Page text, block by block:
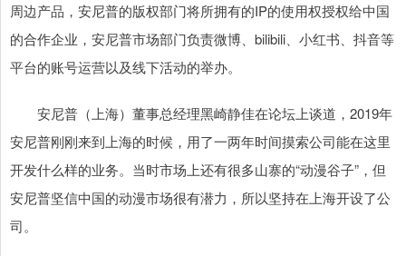
周边产品，安尼普的版权部门将所拥有的IP的使用权授权给中国
的合作企业，安尼普市场部门负责微博、bilibili、小红书、抖音等
平台的账号运营以及线下活动的举办。
安尼普（上海）董事总经理黑崎静佳在论坛上谈道，2019年
安尼普刚刚来到上海的时候，用了一两年时间摸索公司能在这里
开发什么样的业务。当时市场上还有很多山寨的“动漫谷子”，但
安尼普坚信中国的动漫市场很有潜力，所以坚持在上海开设了公
司。